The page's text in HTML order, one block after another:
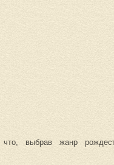
выбрав жанр